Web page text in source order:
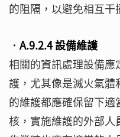
的阻隔，以避免相互干
‧A.9.2.4 設備維護
相關的資訊處理設備
護，尤其像是滅火氣
的維護都應確保留下
核，實施維護的外部